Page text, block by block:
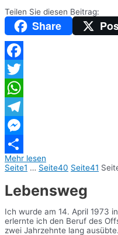
Teilen Sie diesen Beitrag:
Share
Facebook
Twitter
WhatsApp
Telegram
Messenger
Teilen
Mehr lesen
Seite1 … Seite40 Seite41
Lebensweg
Ich wurde am 14. April 1973 in
erlernte ich den Beruf des
zwei Jahrzehnte lang